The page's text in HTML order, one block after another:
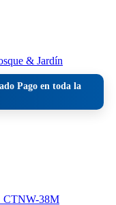
Pago en toda la